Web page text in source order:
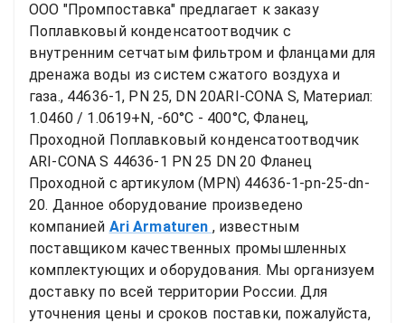
ООО "Промпоставка" предлагает к заказу
Поплавковый конденсатоотводчик с
внутренним сетчатым фильтром и фланцами для
дренажа воды из систем сжатого воздуха и
газа., 44636-1, PN 25, DN 20ARI-CONA S, Материал:
1.0460 / 1.0619+N, -60°C - 400°C, Фланец,
Проходной Поплавковый конденсатоотводчик
ARI-CONA S 44636-1 PN 25 DN 20 Фланец
Проходной с артикулом (MPN) 44636-1-pn-25-dn-
20. Данное оборудование произведено
компанией Ari Armaturen , известным
поставщиком качественных промышленных
комплектующих и оборудования. Мы организуем
доставку по всей территории России. Для
уточнения цены и сроков поставки, пожалуйста,